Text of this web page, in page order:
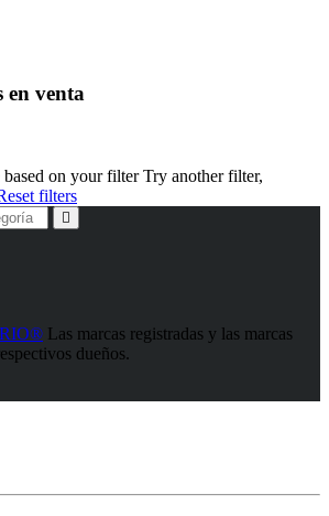
en venta
on your filter Try another filter,
filters
Las marcas registradas y las marcas
dueños.